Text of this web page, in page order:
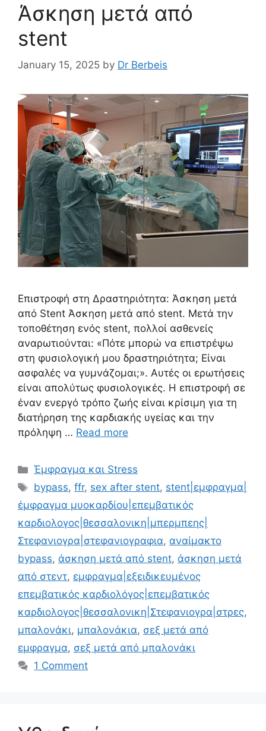
Άσκηση μετά από
stent
January 15, 2025 by Dr Berbeis
Επιστροφή στη Δραστηριότητα: Άσκηση μετά
από Stent Άσκηση μετά από stent. Μετά την
τοποθέτηση ενός stent, πολλοί ασθενείς
αναρωτιούνται: «Πότε μπορώ να επιστρέψω
στη φυσιολογική μου δραστηριότητα; Είναι
ασφαλές να γυμνάζομαι;». Αυτές οι ερωτήσεις
είναι απολύτως φυσιολογικές. Η επιστροφή σε
έναν ενεργό τρόπο ζωής είναι κρίσιμη για τη
διατήρηση της καρδιακής υγείας και την
πρόληψη … Read more
Έμφραγμα και Stress
bypass,ffr, sex after stent, stent|εμφραγμα|
έμφραγμα μυοκαρδίου|επεμβατικός
καρδιολογος|θεσσαλονικη|μπερμπεης|
Στεφανιογρα|στεφανιογραφια, αναίμακτο
bypass, άσκηση μετά από stent, άσκηση μετά
από στεντ, εμφραγμα|εξειδικευμένος
επεμβατικός καρδιολόγος|επεμβατικός
καρδιολογος|θεσσαλονικη|Στεφανιογρα|στρες,
μπαλονάκι, μπαλονάκια, σεξ μετά από
εμφραγμα, σεξ μετά από μπαλονάκι
1 Comment